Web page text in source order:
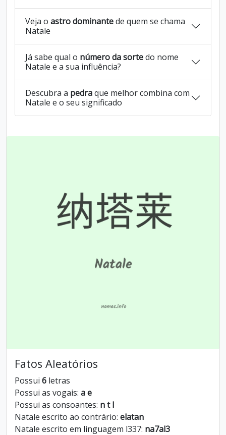
Veja o astro dominantede quem se chama
Natale
Já sabe qual o número da sortedo nome
Natale e a sua influência?
Descubra a pedraque melhor combina com
Natale e o seu significado
Fatos Aleatórios
Possui 6 letras
Possui as vogais: a e
Possui as consoantes: n t l
Natale escrito ao contrário: elatan
Natale escrito em linguagem l337: na7al3